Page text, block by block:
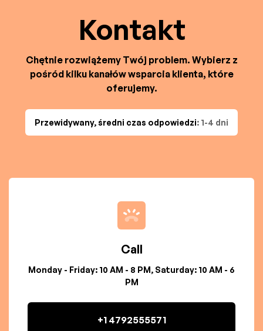
Kontakt
Chętnie rozwiążemy Twój problem. Wybierz z
pośród kilku kanałów wsparcia klienta, które
oferujemy.
Przewidywany, średni czas odpowiedzi: 1-4 dni
Call
Monday - Friday: 10 AM - 8 PM, Saturday: 10 AM - 6
PM
+1 4792555571